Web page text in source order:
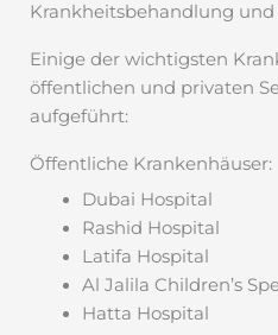
Krankheitsbehandlung
Einige der wichtigsten
öffentlichen und privaten
aufgeführt:
Öffentliche Krankenhäuser:
Dubai Hospital
Rashid Hospital
Latifa Hospital
Al Jalila Children’s
Hatta Hospital